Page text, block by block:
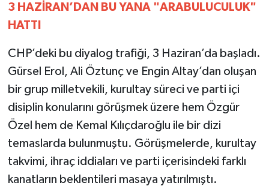
3 HAZİRAN’DAN BU YANA "ARABULUCULUK"
HATTI
CHP’deki bu diyalog trafiği, 3 Haziran’da başladı.
Gürsel Erol, Ali Öztunç ve Engin Altay’dan oluşan
bir grup milletvekili, kurultay süreci ve parti içi
disiplin konularını görüşmek üzere hem Özgür
Özel hem de Kemal Kılıçdaroğlu ile bir dizi
temaslarda bulunmuştu. Görüşmelerde, kurultay
takvimi, ihraç iddiaları ve parti içerisindeki farklı
kanatların beklentileri masaya yatırılmıştı.